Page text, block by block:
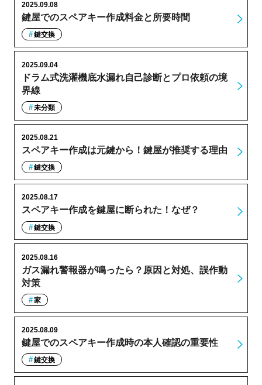
鍵屋でのスペアキー作成料金と所要時間
2025.09.08
鍵交換
ドラム式洗濯機底水漏れ自己診断とプロ依頼の境
界線
2025.09.04
未分類
スペアキー作成は元鍵から！鍵屋が推奨する理由
2025.08.21
鍵交換
スペアキー作成を鍵屋に断られた！なぜ？
2025.08.17
鍵交換
ガス漏れ警報器が鳴ったら？原因と対処、誤作動
対策
2025.08.16
家
鍵屋でのスペアキー作成時の本人確認の重要性
2025.08.09
鍵交換